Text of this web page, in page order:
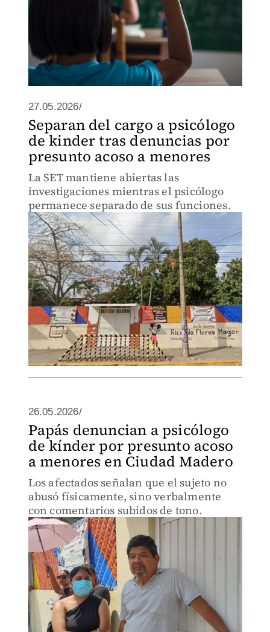
27.05.2026/
Separan del cargo a psicólogo
de kinder tras denuncias por
presunto acoso a menores
La SET mantiene abiertas las
investigaciones mientras el psicólogo
permanece separado de sus funciones.
26.05.2026/
Papás denuncian a psicólogo
de kínder por presunto acoso
a menores en Ciudad Madero
Los afectados señalan que el sujeto no
abusó físicamente, sino verbalmente
con comentarios subidos de tono.